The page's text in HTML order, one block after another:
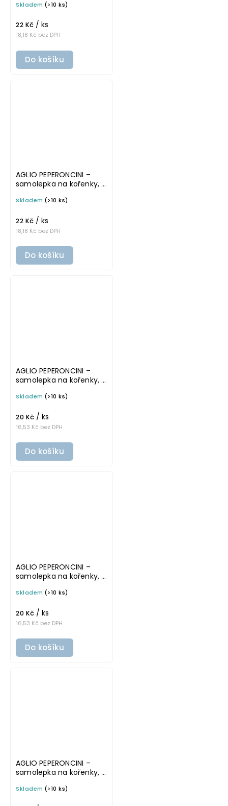
tučné písmo
Skladem (>10 ks)
18,18 Kč bez DPH
22 Kč / ks
Do košíku
AGLIO PEPERONCINI –
samolepka na kořenky, 5
základní písmo
Skladem (>10 ks)
18,18 Kč bez DPH
22 Kč / ks
Do košíku
AGLIO PEPERONCINI –
samolepka na kořenky, 5
Skladem (>10 ks)
16,53 Kč bez DPH
20 Kč / ks
Do košíku
AGLIO PEPERONCINI –
samolepka na kořenky, 5
Skladem (>10 ks)
16,53 Kč bez DPH
20 Kč / ks
Do košíku
AGLIO PEPERONCINI –
samolepka na kořenky, 5
písmo
Skladem (>10 ks)